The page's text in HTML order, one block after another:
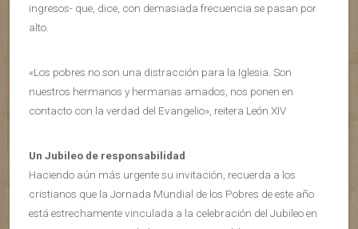
ingresos- que, dice, con demasiada frecuencia se pasan por
alto.
«Los pobres no son una distracción para la Iglesia. Son
nuestros hermanos y hermanas amados, nos ponen en
contacto con la verdad del Evangelio», reitera León XIV
Un Jubileo de responsabilidad
Haciendo aún más urgente su invitación, recuerda a los
cristianos que la Jornada Mundial de los Pobres de este año
está estrechamente vinculada a la celebración del Jubileo en